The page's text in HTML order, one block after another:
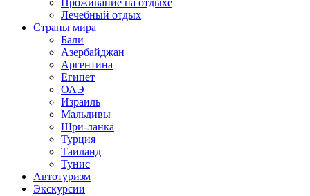
Проживание на отдыхе
Лечебный отдых
Страны мира
Бали
Азербайджан
Аргентина
Египет
ОАЭ
Израиль
Мальдивы
Шри-ланка
Турция
Таиланд
Тунис
Автотуризм
Экскурсии